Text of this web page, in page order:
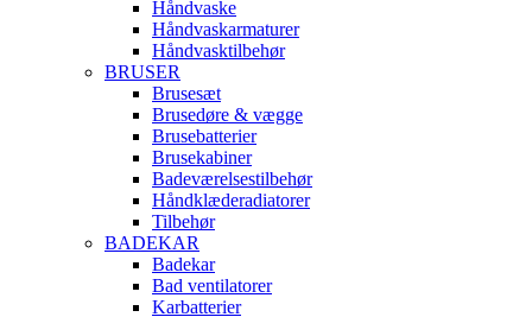
Håndvaske
Håndvaskarmaturer
Håndvasktilbehør
BRUSER
Brusesæt
Brusedøre & vægge
Brusebatterier
Brusekabiner
Badeværelsestilbehør
Håndklæderadiatorer
Tilbehør
BADEKAR
Badekar
Bad ventilatorer
Karbatterier